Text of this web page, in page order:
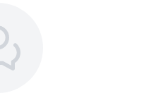
اختاري غسول ايفاكلار أفضل
اطلبيه الآن من دار الأميرات